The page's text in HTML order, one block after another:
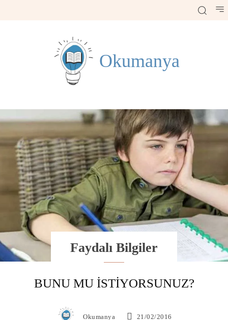
Okumanya
Faydalı Bilgiler
BUNU MU İSTIYORSUNUZ?
Okumanya 21/02/2016